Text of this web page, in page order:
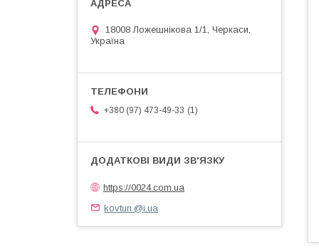
18008 Ложешнікова 1/1, Черкаси,
Україна
+380 (97) 473-49-33 1
https://0024.com.ua
kovtun.@i.ua